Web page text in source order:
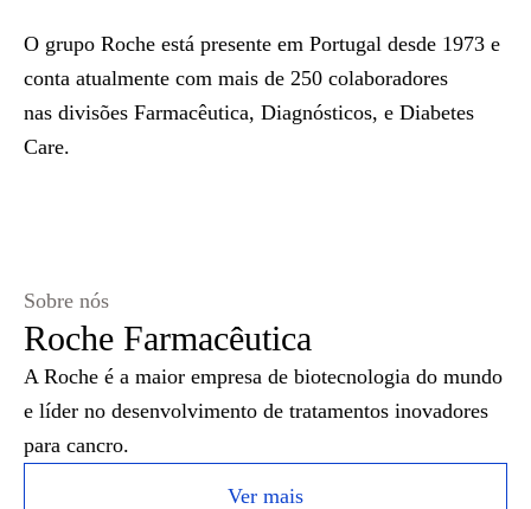
O grupo Roche está presente em Portugal desde 1973 e
conta atualmente com mais de 250 colaboradores
nas divisões Farmacêutica, Diagnósticos, e Diabetes
Care.
Sobre nós
Roche Farmacêutica
A Roche é a maior empresa de biotecnologia do mundo
e líder no desenvolvimento de tratamentos inovadores
para cancro.
Ver mais